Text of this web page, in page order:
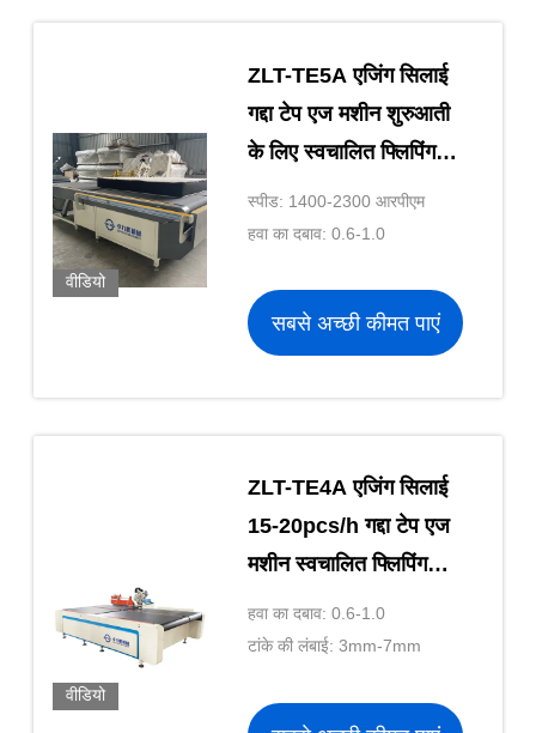
वीडियो
ZLT-TE5A एजिंग सिलाई
गद्दा टेप एज मशीन शुरुआती
के लिए स्वचालित फ्लिपिंग
ZOLYTECH OEM चीन
स्पीड: 1400-2300 आरपीएम
हवा का दबाव: 0.6-1.0
सबसे अच्छी कीमत पाएं
वीडियो
ZLT-TE4A एजिंग सिलाई
15-20pcs/h गद्दा टेप एज
मशीन स्वचालित फ्लिपिंग
आसान ऑपरेशन शुरुआती के
लिए OEM चीन
हवा का दबाव: 0.6-1.0
टांके की लंबाई: 3mm-7mm